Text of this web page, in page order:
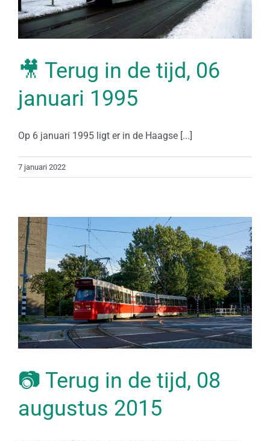
🎥 Terug in de tijd, 06
januari 1995
Op 6 januari 1995 ligt er in de Haagse [...]
7 januari 2022
📷 Terug in de tijd, 08
augustus 2015